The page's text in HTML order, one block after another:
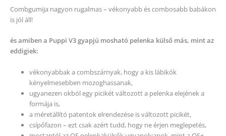
Combgumija nagyon rugalmas – vékonyabb és combosabb babákon
is jól áll!
és amiben a Puppi V3 gyapjú mosható pelenka külső más, mint az
eddigiek:
vékonyabbak a combszárnyak, hogy a kis lábikók
kényelmesebben mozoghassanak,
ugyanezen okból egy picikét változott a pelenka elejének a
formája is,
a méretállító patentok elrendezése is változott picikét,
csípőfazon – ezt csak azért tudd, hogy ne érjen meglepetés,